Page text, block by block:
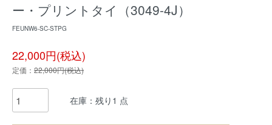
ー・プリントタイ（3049-4J）
FEUNW6-SC-STPG
22,000円(税込)
定価： 22,000円(税込)
在庫：残り1 点